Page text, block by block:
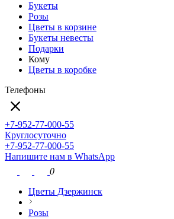
Букеты
Розы
Цветы в корзине
Букеты невесты
Подарки
Кому
Цветы в коробке
Телефоны
+7-952-77-000-55
Круглосуточно
+7-952-77-000-55
Напишите нам в WhatsApp
0
Цветы Дзержинск
Розы